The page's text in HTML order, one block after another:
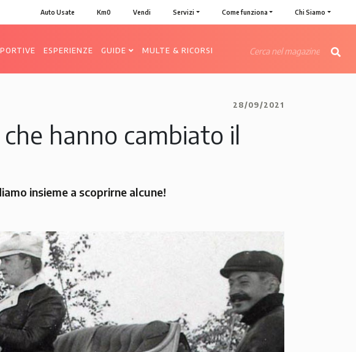
28/09/2021
hanno cambiato il
insieme a scoprirne alcune!
Auto Usate Km0 Vendi Servizi Come funziona Chi Siamo
ESPERIENZE GUIDE MULTE & RICORSI